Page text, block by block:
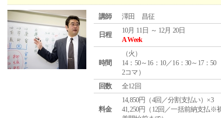
講師 澤田 昌征
日程
10月 11日 ～ 12月 20日
A Week
時間
（火 ）
14：50～16：10／16：30～17：50
2コマ）
回数
全12回
料金
14,850円（4回／分割支払い）×3
41,250円（12回／一括前納支払※